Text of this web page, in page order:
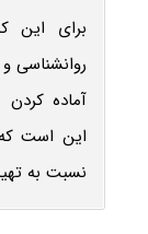
برای این
روانشناسی
آماده کردن
این است که
نسبت به